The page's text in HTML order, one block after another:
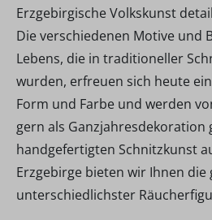
Erzgebirgische Volkskunst
Die verschiedenen Motive und
Lebens, die in traditioneller
wurden, erfreuen sich heute
Form und Farbe und werden
gern als
handgefertigten Schnitzkunst
Erzgebirge bieten wir Ihnen die
unterschiedlichster